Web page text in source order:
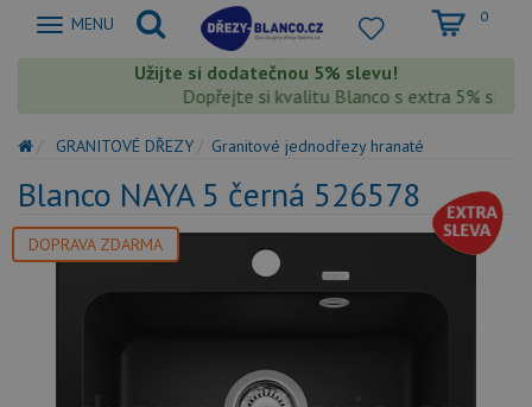
Zobrazit
MENU 0
Užijte si dodatečnou 5% slevu!
Dopřejte si kvalitu Blanco s extra 5% slevou
GRANITOVÉ DŘEZY Granitové jednodřezy hranaté
Blanco NAYA 5 černá 526578
DOPRAVA ZDARMA